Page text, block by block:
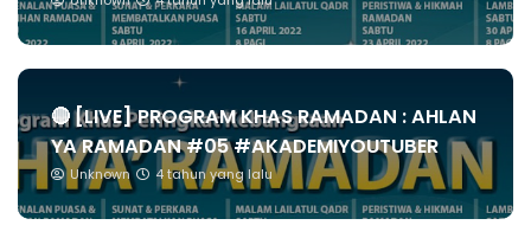
🔴 [LIVE] PROGRAM KHAS RAMADAN : AHLAN
YA RAMADAN #05 #AKADEMIYOUTUBER
Unknown 4 tahun yang lalu